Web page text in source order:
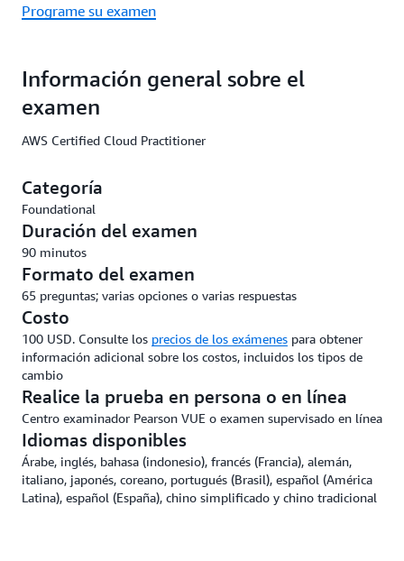
Programe su examen
Información general sobre el
examen
AWS Certified Cloud Practitioner
Categoría
Foundational
Duración del examen
90 minutos
Formato del examen
65 preguntas; varias opciones o varias respuestas
Costo
100 USD. Consulte los precios de los exámenes para obtener
información adicional sobre los costos, incluidos los tipos de
cambio
Realice la prueba en persona o en línea
Centro examinador Pearson VUE o examen supervisado en línea
Idiomas disponibles
Árabe, inglés, bahasa (indonesio), francés (Francia), alemán,
italiano, japonés, coreano, portugués (Brasil), español (América
Latina), español (España), chino simplificado y chino tradicional